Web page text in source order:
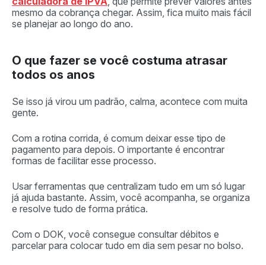
mesmo da cobrança chegar. Assim, fica muito mais fácil
se planejar ao longo do ano.
O que fazer se você costuma atrasar
todos os anos
Se isso já virou um padrão, calma, acontece com muita
gente.
Com a rotina corrida, é comum deixar esse tipo de
pagamento para depois. O importante é encontrar
formas de facilitar esse processo.
Usar ferramentas que centralizam tudo em um só lugar
já ajuda bastante. Assim, você acompanha, se organiza
e resolve tudo de forma prática.
Com o DOK, você consegue consultar débitos e
parcelar para colocar tudo em dia sem pesar no bolso.